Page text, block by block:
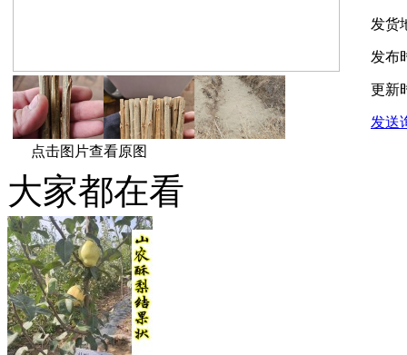
点击图片查看原图
发货
发布
更新
发送
大家都在看